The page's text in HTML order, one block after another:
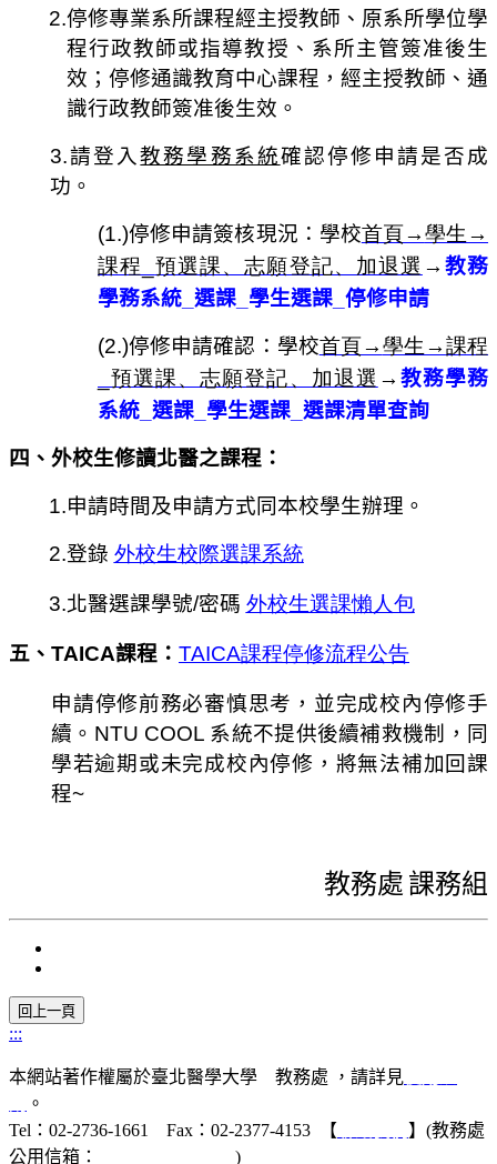
2.停修專業系所課程經主授教師、原系所學位學
程行政教師或指導教授、系所主管簽准後生
效；停修通識教育中心課程，經主授教師、通
識行政教師簽准後生效。
3.請登入教務學務系統確認停修申請是否成
功。
(1.)停修申請簽核現況： 學校首頁→學生→
課程_ 預選課、志願登記、加退選 → 教務
學務系統_選課_學生選課_停修申請
(2.)停修申請確認：學校首頁→學生→課程
預選課、志願登記、加退選 → 教務學務
系統_選課_學生選課_選課清單查詢
四、 外校生修讀北醫之課程：
1.申請時間及申請方式同本校學生辦理。
2.登錄 外校生校際選課系統
3.北醫選課學號/密碼 外校生選課懶人包
五、TAICA課程： TAICA課程停修流程公告
申請停修前務必審慎思考，並完成校內停修手
續。NTU COOL 系統不提供後續補救機制，同
學若逾期或未完成校內停修，將無法補加回課
程~
教務處 課務組
:::
本網站著作權屬於臺北醫學大學 教務處 ，請詳見
。
Tel：02-2736-1661 Fax：02-2377-4153 【
】(教務處
公用信箱：
)